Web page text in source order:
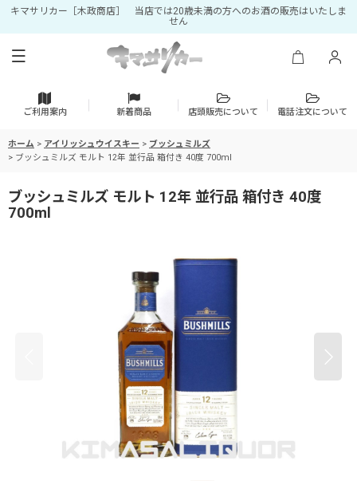
キマサリカー［木政商店］ 当店では20歳未満の方へのお酒の販売はいたしま
せん
ご利用案内 新着商品 店頭販売について 電話注文について
ホーム > アイリッシュウイスキー > ブッシュミルズ
> ブッシュミルズ モルト 12年 並行品 箱付き 40度 700ml
ブッシュミルズ モルト 12年 並行品 箱付き 40度
700ml